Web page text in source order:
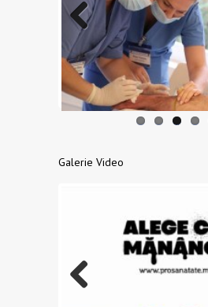
Previo
us
Galerie Video